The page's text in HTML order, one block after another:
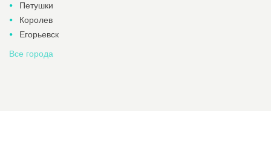
Петушки
Королев
Егорьевск
Все города